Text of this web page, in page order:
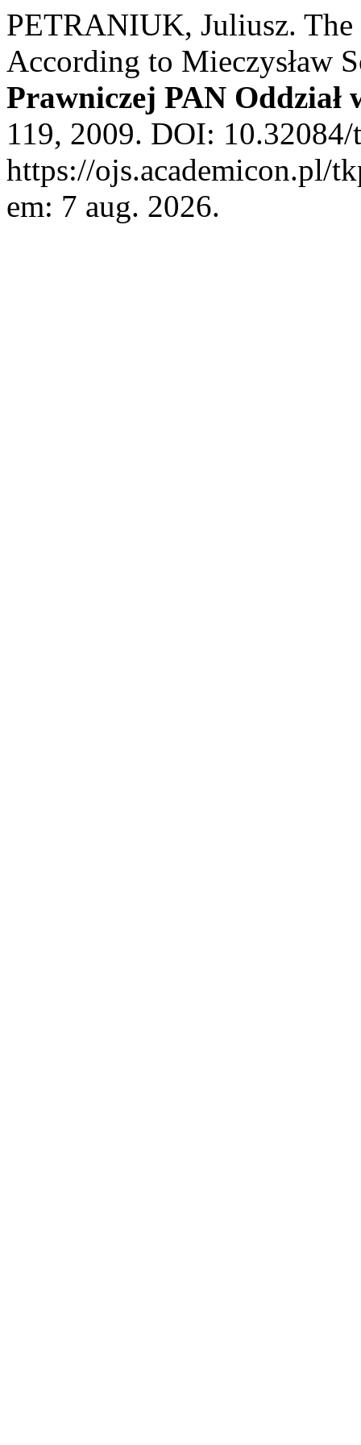
PETRANIUK, Juliusz. The
According to Mieczysław
Prawniczej PAN Oddział
119, 2009. DOI:
https://ojs.academicon.pl/
em: 7 aug. 2026.